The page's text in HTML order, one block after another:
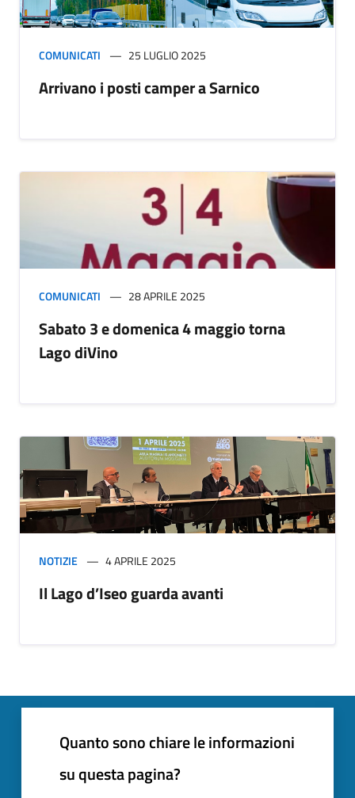
COMUNICATI 25 LUGLIO 2025
Arrivano i posti camper a Sarnico
COMUNICATI 28 APRILE 2025
Sabato 3 e domenica 4 maggio torna
Lago diVino
NOTIZIE 4 APRILE 2025
Il Lago d’Iseo guarda avanti
Quanto sono chiare le informazioni
su questa pagina?